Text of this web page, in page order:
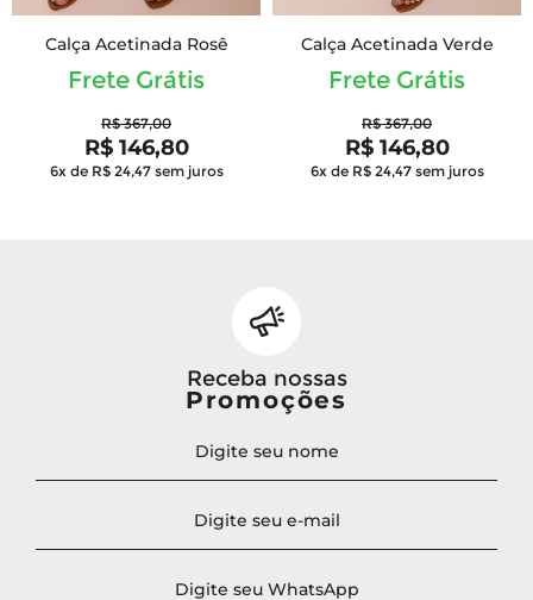
Calça Acetinada Rosê
Frete Grátis
R$ 367,00
R$ 146,80
6x de R$ 24,47 sem juros
Calça Acetinada Verde
Frete Grátis
R$ 367,00
R$ 146,80
6x de R$ 24,47 sem juros
Receba nossas
Promoções